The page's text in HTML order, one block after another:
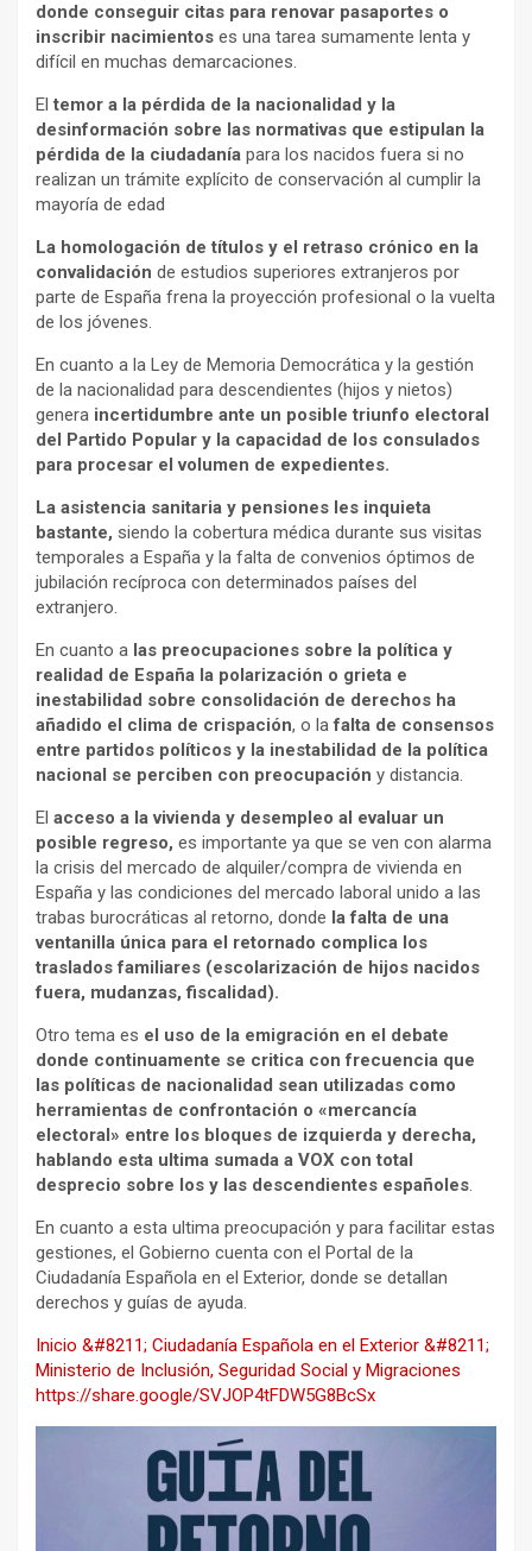
donde conseguir citas para renovar pasaportes o
inscribir nacimientos es una tarea sumamente lenta y
difícil en muchas demarcaciones.
Eltemor a la pérdida de la nacionalidad y la
desinformación sobre las normativas que estipulan la
pérdida de la ciudadanía para los nacidos fuera si no
realizan un trámite explícito de conservación al cumplir la
mayoría de edad
La homologación de títulos y el retraso crónico en la
convalidación de estudios superiores extranjeros por
parte de España frena la proyección profesional o la vuelta
de los jóvenes.
En cuanto a la Ley de Memoria Democrática y la gestión
de la nacionalidad para descendientes (hijos y nietos)
genera incertidumbre ante un posible triunfo electoral
del Partido Popular y la capacidad de los consulados
para procesar el volumen de expedientes.
La asistencia sanitaria y pensiones les inquieta
bastante, siendo la cobertura médica durante sus visitas
temporales a España y la falta de convenios óptimos de
jubilación recíproca con determinados países del
extranjero.
En cuanto a las preocupaciones sobre la política y
realidad de España la polarización o grieta e
inestabilidad sobre consolidación de derechos ha
añadido el clima de crispación, o lafalta de consensos
entre partidos políticos y la inestabilidad de la política
nacional se perciben con preocupación y distancia.
El acceso a la vivienda y desempleo al evaluar un
posible regreso, es importante ya que se ven con alarma
la crisis del mercado de alquiler/compra de vivienda en
España y las condiciones del mercado laboral unido a las
trabas burocráticas al retorno, donde la falta de una
ventanilla única para el retornado complica los
traslados familiares (escolarización de hijos nacidos
fuera, mudanzas, fiscalidad).
Otro tema es el uso de la emigración en el debate
donde continuamente se critica con frecuencia que
las políticas de nacionalidad sean utilizadas como
herramientas de confrontación o «mercancía
electoral» entre los bloques de izquierda y derecha,
hablando esta ultima sumada a VOX con total
desprecio sobre los y las descendientes españoles.
En cuanto a esta ultima preocupación y para facilitar estas
gestiones, el Gobierno cuenta con el Portal de la
Ciudadanía Española en el Exterior, donde se detallan
derechos y guías de ayuda.
Inicio &#8211; Ciudadanía Española en el Exterior &#8211;
Ministerio de Inclusión, Seguridad Social y Migraciones
https://share.google/SVJOP4tFDW5G8BcSx